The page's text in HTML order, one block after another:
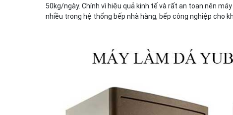
50kg/ngày. Chính vì hiệu quả kinh tế và rất an toan nên
nhiều trong hệ thống bếp nhà hàng, bếp công nghiệp cho